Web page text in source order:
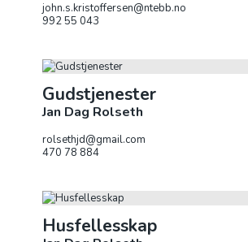
john.s.kristoffersen@ntebb.no
992 55 043
Gudstjenester
Jan Dag Rolseth
rolsethjd@gmail.com
470 78 884
Husfellesskap